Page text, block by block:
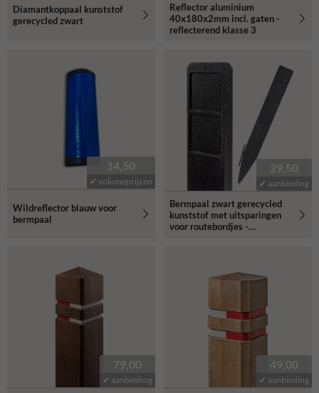
Diamantkoppaal kunststof
gerecycled zwart
Reflector aluminium
40x180x2mm incl. gaten -
reflecterend klasse 3
14,50
✔ volumeprijzen
Wildreflector blauw voor
bermpaal
29,50
✔ aanbieding
Bermpaal zwart gerecycled
kunststof met uitsparingen
voor routebordjes -
79,00
✔ aanbieding
49,00
✔ aanbieding